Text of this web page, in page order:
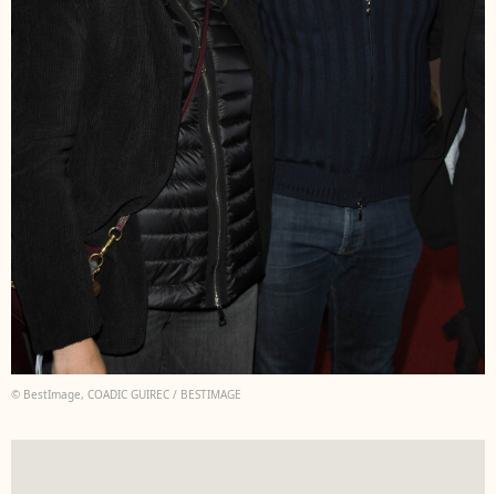
© BestImage, COADIC GUIREC / BESTIMAGE